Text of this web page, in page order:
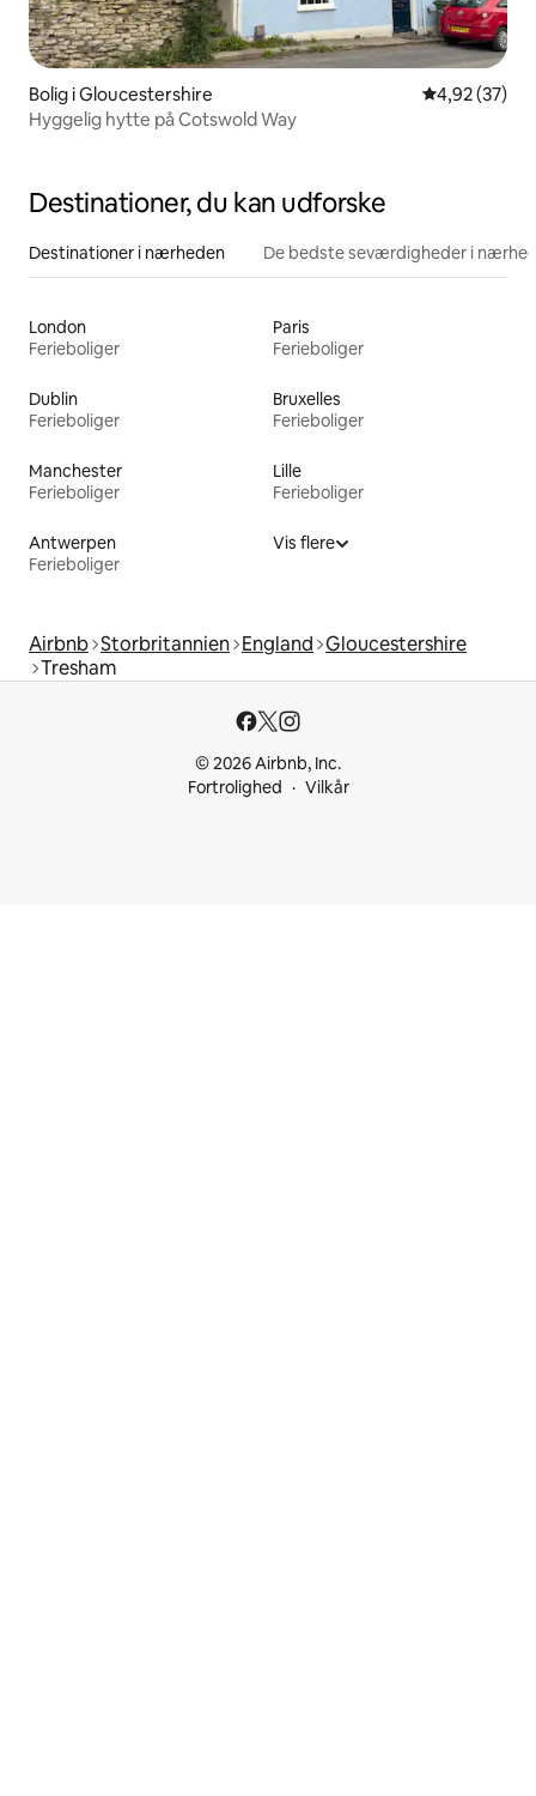
Bolig i Gloucestershire 4,92 ud af 5 i
4,92 (37)
Hyggelig hytte på Cotswold Way
Destinationer, du kan udforske
Destinationer i nærheden De bedste seværdigheder i
London
Ferieboliger
Paris
Ferieboliger
Dublin
Ferieboliger
Bruxelles
Ferieboliger
Manchester
Ferieboliger
Lille
Ferieboliger
Antwerpen
Ferieboliger
Vis flere
Airbnb Storbritannien England Gloucestershire
Tresham
© 2026 Airbnb, Inc.
Fortrolighed
Vilkår